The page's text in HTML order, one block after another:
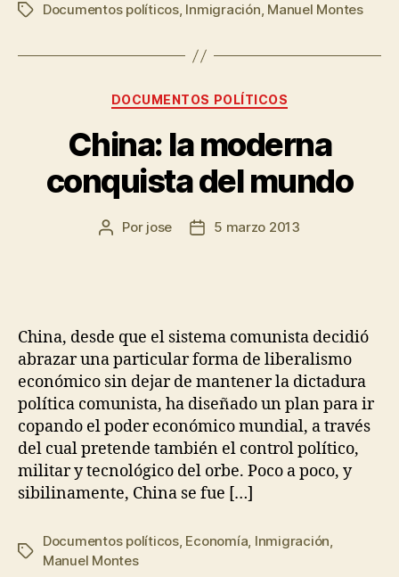
Documentos políticos, Inmigración, Manuel Montes
DOCUMENTOS POLÍTICOS
China: la moderna
conquista del mundo
Por jose 5 marzo 2013
China, desde que el sistema comunista decidió
abrazar una particular forma de liberalismo
económico sin dejar de mantener la dictadura
política comunista, ha diseñado un plan para ir
copando el poder económico mundial, a través
del cual pretende también el control político,
militar y tecnológico del orbe. Poco a poco, y
sibilinamente, China se fue […]
Documentos políticos, Economía Inmigración
Manuel Montes